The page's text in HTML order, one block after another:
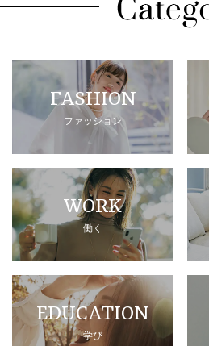
FASHION
ファッション
WORK
働く
EDUCATION
学び